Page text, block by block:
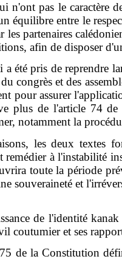
n'ont pas le caractère
équilibre entre le
les partenaires
afin de disposer
a été pris de reprendre
congrès et des
pour assurer
plus de l'article 74
notamment la
les deux textes
remédier à l'instabilité
toute la période
souveraineté et
de l'identité
coutumier et ses
de la Constitution